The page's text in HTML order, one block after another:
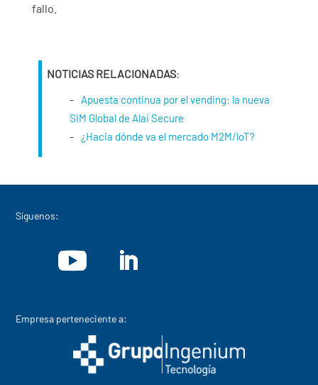
fallo.
NOTICIAS RELACIONADAS:
Apuesta continua por el vending: la nueva
SIM Global de Alai Secure
¿Hacia dónde va el mercado M2M/loT?
Síguenos:
Empresa perteneciente a: